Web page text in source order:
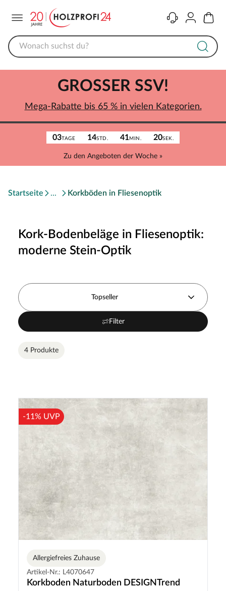
KontaktKonto
03TAGE 14STD. 41MIN. 20SEK.
Zu den Angeboten der Woche »
GROSSER SSV!
Mega-Rabatte bis 65 % in vielen Kategorien.
Startseite Korkböden in Fliesenoptik
Kork-Bodenbeläge in Fliesenoptik:
moderne Stein-Optik
Topseller
Filter
4 Produkte
-11% UVP
Allergiefreies Zuhause
Artikel-Nr.: L4070647
Korkboden Naturboden DESIGNTrend